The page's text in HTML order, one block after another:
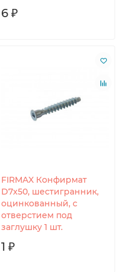
6 ₽
FIRMAX Конфирмат
D7x50, шестигранник,
оцинкованный, с
отверстием под
заглушку 1 шт.
1 ₽